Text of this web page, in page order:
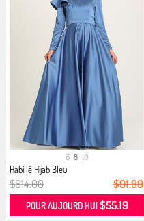
6 8 10
Habillé Hijab Bleu
$614.00 $91.99
POUR AUJOURD HUI $55.19